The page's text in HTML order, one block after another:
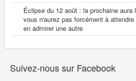
Éclipse du 12 août : la prochaine aura
vous n'aurez pas forcément à
en admirer une autre
Suivez-nous sur Facebook